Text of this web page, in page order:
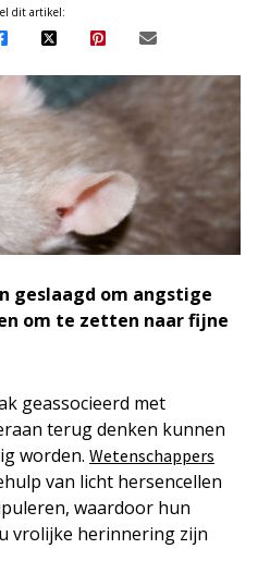
dit artikel:
geslaagd om angstige
om te zetten naar fijne
geassocieerd met
terug denken kunnen
worden. Wetenschappers
van licht hersencellen
waardoor hun
vrolijke herinnering zijn